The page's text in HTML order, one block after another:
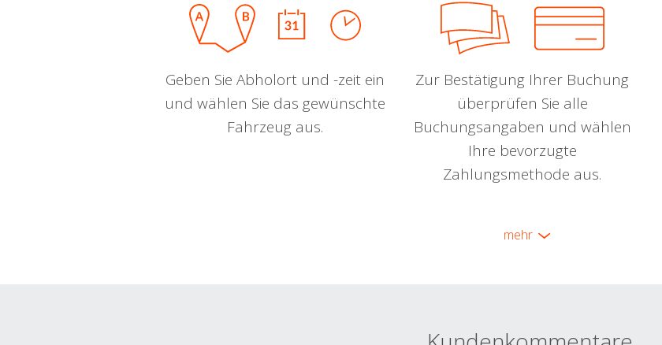
Geben Sie Abholort und -zeit ein
und wählen Sie das gewünschte
Fahrzeug aus.
Zur Bestätigung Ihrer Buchung
überprüfen Sie alle
Buchungsangaben und wählen
Ihre bevorzugte
Zahlungsmethode aus.
mehr